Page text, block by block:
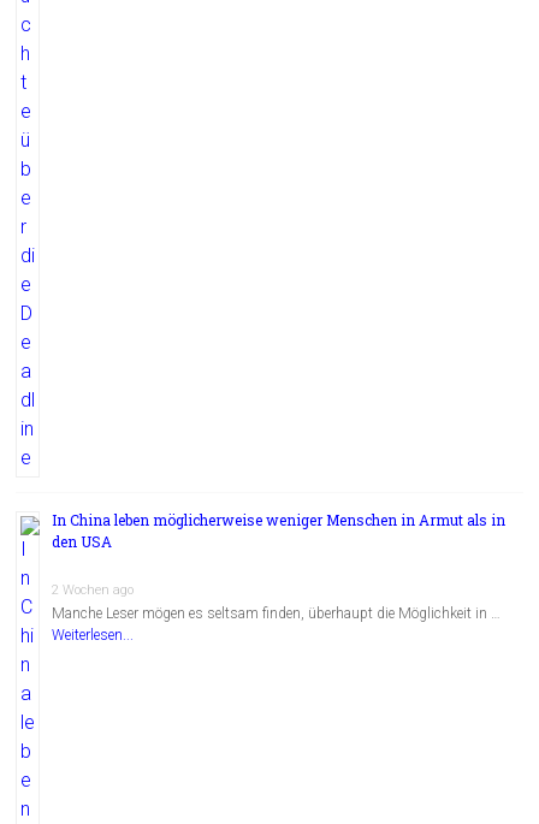
In China leben möglicherweise weniger Menschen in Armut als in
den USA
2 Wochen ago
Manche Leser mögen es seltsam finden, überhaupt die Möglichkeit in …
Weiterlesen...